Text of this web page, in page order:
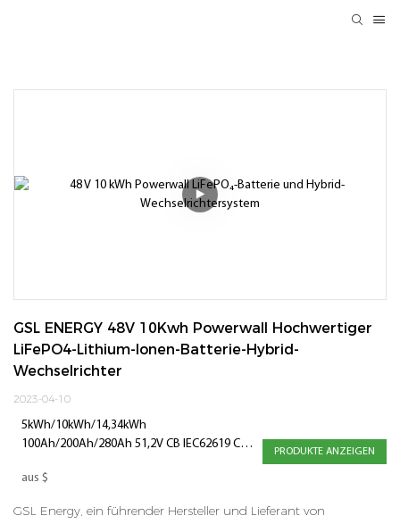
GSL ENERGY 48V 10Kwh Powerwall Hochwertiger
LiFePO4-Lithium-Ionen-Batterie-Hybrid-
Wechselrichter
2023-04-10
5kWh/10kWh/14,34kWh
100Ah/200Ah/280Ah 51,2V CB IEC62619 CE-
Solarbatterie
aus $
PRODUKTE ANZEIGEN
GSL Energy, ein führender Hersteller und Lieferant von